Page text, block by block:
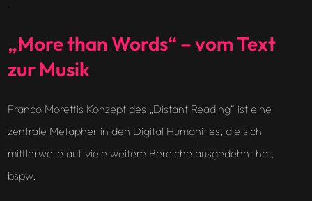
„More than Words“ – vom Text
zur Musik
Franco Morettis Konzept des „Distant Reading“ ist eine
zentrale Metapher in den Digital Humanities, die sich
mittlerweile auf viele weitere Bereiche ausgedehnt hat,
bspw.